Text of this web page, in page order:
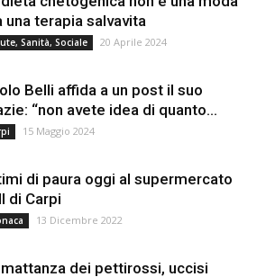
una terapia salvavita
Sanità, Sociale 20 Aprile 2024
Belli affida a un post il suo
“non avete idea di quanto...
15 Maggio 2024
di paura oggi al supermercato
di Carpi
13 Dicembre 2022
mattanza dei pettirossi, uccisi